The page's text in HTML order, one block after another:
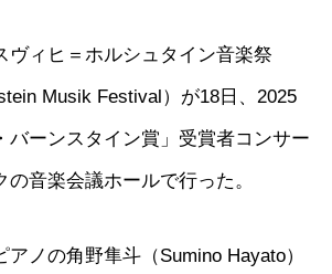
ヴィヒ＝ホルシュタイン音楽祭
Musik Festival）が18日、2025
バーンスタイン賞」受賞者コンサー
の音楽会議ホールで行った。
ノの角野隼斗（Sumino Hayato）